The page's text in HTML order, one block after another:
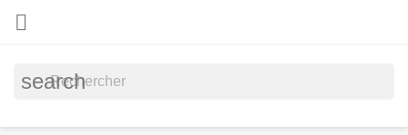

search